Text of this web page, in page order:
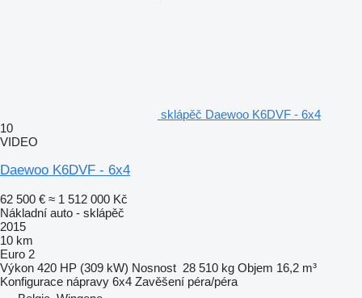
sklápěč Daewoo K6DVF - 6x4
10
VIDEO
Daewoo K6DVF - 6x4
62 500 € ≈ 1 512 000 Kč
Nákladní auto - sklápěč
2015
10 km
Euro 2
Výkon 420 HP (309 kW) Nosnost 28 510 kg Objem 16,2 m³
Konfigurace nápravy 6x4 Zavěšení péra/péra